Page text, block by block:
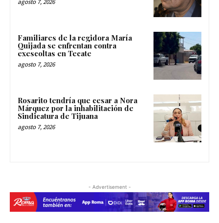
agosto 7, 2026
Familiares de la regidora María
Quijada se enfrentan contra
exescoltas en Tecate
agosto 7, 2026
Rosarito tendría que cesar a Nora
Márquez por la inhabilitación de
Sindicatura de Tijuana
agosto 7, 2026
- Advertisement -